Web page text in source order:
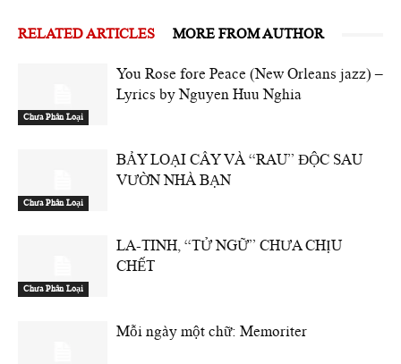
RELATED ARTICLES MORE FROM AUTHOR
Chưa Phân Loại
You Rose fore Peace (New Orleans jazz) –
Lyrics by Nguyen Huu Nghia
Chưa Phân Loại
BẢY LOẠI CÂY VÀ “RAU” ĐỘC SAU
VƯỜN NHÀ BẠN
Chưa Phân Loại
LA-TINH, “TỬ NGỮ” CHƯA CHỊU
CHẾT
Mỗi ngày một chữ: Memoriter